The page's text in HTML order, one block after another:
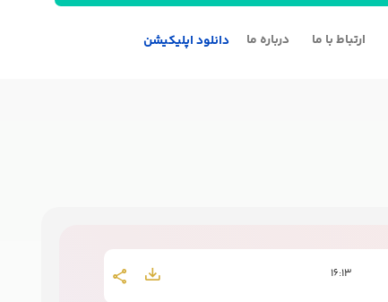
ارتباط با ما درباره ما دانلود اپلیکیشن
16:13